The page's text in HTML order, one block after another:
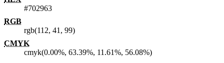
#702963
RGB
rgb(112, 41, 99)
CMYK
cmyk(0.00%, 63.39%, 11.61%, 56.08%)